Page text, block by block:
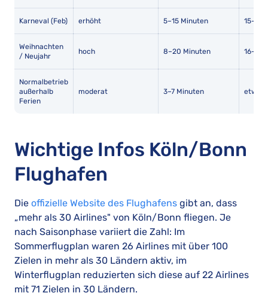
Karneval (Feb) erhöht 5–15 Minuten 15–20
Weihnachten
/ Neujahr
hoch 8–20 Minuten 16–22
Normalbetrieb
außerhalb
Ferien
moderat 3–7 Minuten etwa
Wichtige Infos Köln/Bonn
Flughafen
Die offizielle Website des Flughafens gibt an, dass
„mehr als 30 Airlines" von Köln/Bonn fliegen. Je
nach Saisonphase variiert die Zahl: Im
Sommerflugplan waren 26 Airlines mit über 100
Zielen in mehr als 30 Ländern aktiv, im
Winterflugplan reduzierten sich diese auf 22 Airlines
mit 71 Zielen in 30 Ländern.